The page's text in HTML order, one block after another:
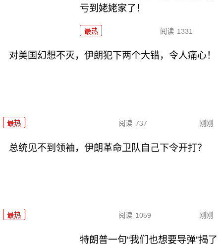
亏到姥姥家了！
最热 阅读 1331
对美国幻想不灭，伊朗犯下两个大错，令人痛心！
最热 阅读 737 刚刚
总统见不到领袖，伊朗革命卫队自己下令开打？
最热 阅读 1059 刚刚
特朗普一句“我们也想要导弹”揭了